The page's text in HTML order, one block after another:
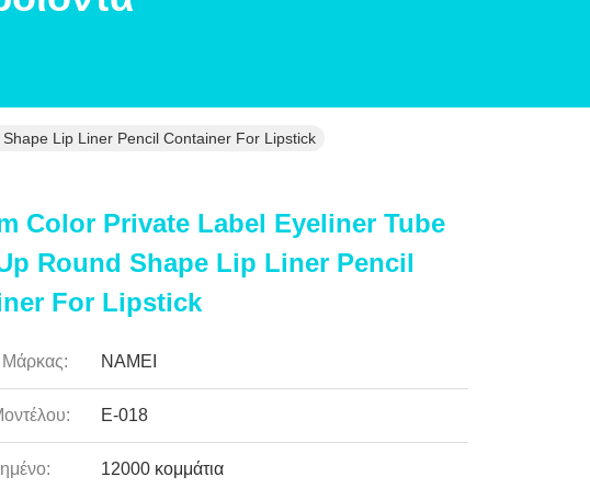
Lip Liner Pencil Container For Lipstick
Color Private Label Eyeliner Tube
Round Shape Lip Liner Pencil
For Lipstick
NAMEI
Ε-018
12000 κομμάτια